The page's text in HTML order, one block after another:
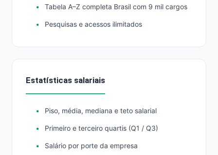
Tabela A–Z completa Brasil com 9 mil cargos
Pesquisas e acessos ilimitados
Estatísticas salariais
Piso, média, mediana e teto salarial
Primeiro e terceiro quartis (Q1 / Q3)
Salário por porte da empresa